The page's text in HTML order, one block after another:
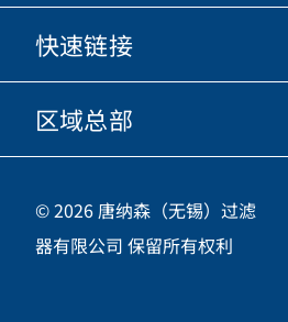
快手
优酷
微信
关于我们
商业行为准则
职业发展
快速链接
唐纳森电商网站
投资人
供应商
区域总部
中国江苏省无锡市新吴区
新加坡工业园新都路16号
咨询热线
© 2026 唐纳森（无锡）过滤
器有限公司 保留所有权利